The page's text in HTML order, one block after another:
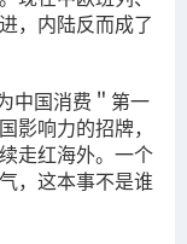
，内陆反而成了
中国消费＂第一
影响力的招牌，
走红海外。一个
，这本事不是谁